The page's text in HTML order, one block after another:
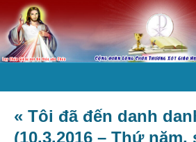
« Tôi đã đến danh
(10.3.2016 – Thứ năm,